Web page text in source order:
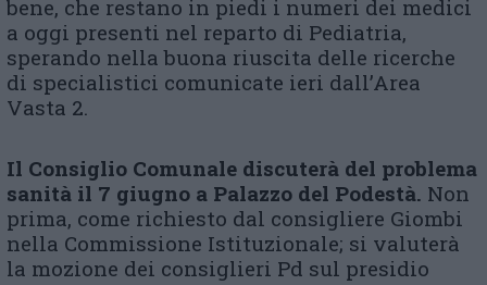
bene, che restano in piedi i numeri dei medici
a oggi presenti nel reparto di Pediatria,
sperando nella buona riuscita delle ricerche
di specialistici comunicate ieri dall’Area
Vasta 2.
Il Consiglio Comunale discuterà del problema
sanità il 7 giugno a Palazzo del Podestà. Non
prima, come richiesto dal consigliere Giombi
nella Commissione Istituzionale; si valuterà
la mozione dei consiglieri Pd sul presidio